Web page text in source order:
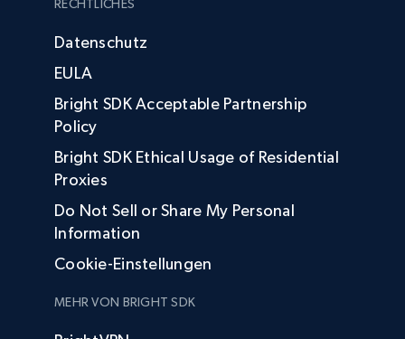
RECHTLICHES
Datenschutz
EULA
Bright SDK Acceptable Partnership
Policy
Bright SDK Ethical Usage of Residential
Proxies
Do Not Sell or Share My Personal
Information
Cookie-Einstellungen
MEHR VON BRIGHT SDK